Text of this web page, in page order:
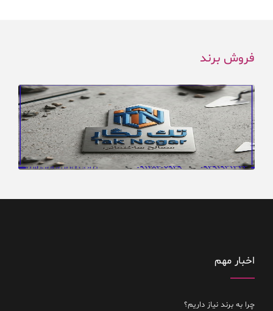
فروش برند
اخبار مهم
چرا به برند نیاز داریم؟